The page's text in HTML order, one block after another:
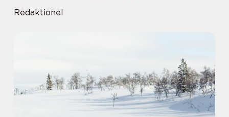
Redaktionel